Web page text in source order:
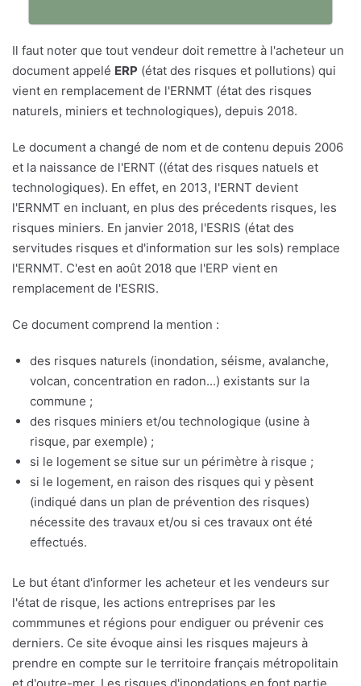
Il faut noter que tout vendeur doit remettre à l'acheteur un
document appelé ERP (état des risques et pollutions) qui
vient en remplacement de l'ERNMT (état des risques
naturels, miniers et technologiques), depuis 2018.
Le document a changé de nom et de contenu depuis 2006
et la naissance de l'ERNT ((état des risques natuels et
technologiques). En effet, en 2013, l'ERNT devient
l'ERNMT en incluant, en plus des précedents risques, les
risques miniers. En janvier 2018, l'ESRIS (état des
servitudes risques et d'information sur les sols) remplace
l'ERNMT. C'est en août 2018 que l'ERP vient en
remplacement de l'ESRIS.
Ce document comprend la mention :
des risques naturels (inondation, séisme, avalanche,
volcan, concentration en radon...) existants sur la
commune ;
des risques miniers et/ou technologique (usine à
risque, par exemple) ;
si le logement se situe sur un périmètre à risque ;
si le logement, en raison des risques qui y pèsent
(indiqué dans un plan de prévention des risques)
nécessite des travaux et/ou si ces travaux ont été
effectués.
Le but étant d'informer les acheteur et les vendeurs sur
l'état de risque, les actions entreprises par les
commmunes et régions pour endiguer ou prévenir ces
derniers. Ce site évoque ainsi les risques majeurs à
prendre en compte sur le territoire français métropolitain